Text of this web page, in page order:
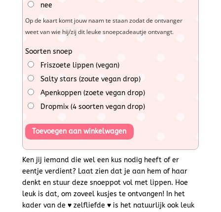
nee
Op de kaart komt jouw naam te staan zodat de ontvanger
weet van wie hij/zij dit leuke snoepcadeautje ontvangt.
Soorten snoep
Friszoete lippen (vegan)
Salty stars (zoute vegan drop)
Apenkoppen (zoete vegan drop)
Dropmix (4 soorten vegan drop)
Toevoegen aan winkelwagen
Ken jij iemand die wel een kus nodig heeft of er
eentje verdient? Laat zien dat je aan hem of haar
denkt en stuur deze snoeppot vol met lippen. Hoe
leuk is dat, om zoveel kusjes te ontvangen! In het
kader van de ♥ zelfliefde ♥ is het natuurlijk ook leuk